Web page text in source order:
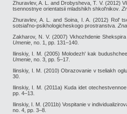
Zhuravlev, A. L. and Drobysheva, T. V. (2012)
tsennostnye orientatsii mladshikh shkol'nikov .
Zhuravlev, A. L. and Soina, I. A. (2012) Rol'
sotsial'no-psikhologicheskogo prostranstva .
Zakharov, N. V. (2007) Vkhozhdenie
Umenie , no. 1, pp. 131–140.
Ilinskiy, I. M. (2005) Molodezh' kak
Umenie , no. 3, pp. 5–17.
Ilinskiy, I. M. (2010) Obrazovanie v tseliakh
30.
Ilinskiy, I. M. (2011a) Kuda idet
pp. 4–13.
Ilinskiy, I. M. (2011b) Vospitanie v
no. 4, pp. 3–8.